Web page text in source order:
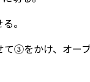
。
③をかけ、オーブ